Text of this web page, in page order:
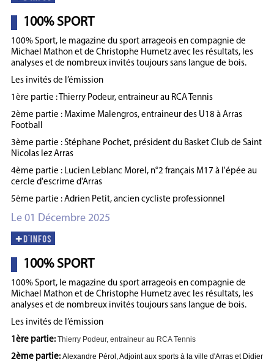
100% SPORT
100% Sport, le magazine du sport arrageois en compagnie de
Michael Mathon et de Christophe Humetz avec les résultats, les
analyses et de nombreux invités toujours sans langue de bois.
Les invités de l’émission
1ère partie : Thierry Podeur, entraineur au RCA Tennis
2ème partie : Maxime Malengros, entraineur des U18 à Arras
Football
3ème partie : Stéphane Pochet, président du Basket Club de Saint
Nicolas lez Arras
4ème partie : Lucien Leblanc Morel, n°2 français M17 à l'épée au
cercle d'escrime d'Arras
5ème partie : Adrien Petit, ancien cycliste professionnel
Le 01 Décembre 2025
100% SPORT
100% Sport, le magazine du sport arrageois en compagnie de
Michael Mathon et de Christophe Humetz avec les résultats, les
analyses et de nombreux invités toujours sans langue de bois.
Les invités de l’émission
1ère partie: Thierry Podeur, entraineur au RCA Tennis
2ème partie: Alexandre Pérol, Adjoint aux sports à la ville d'Arras et Didier